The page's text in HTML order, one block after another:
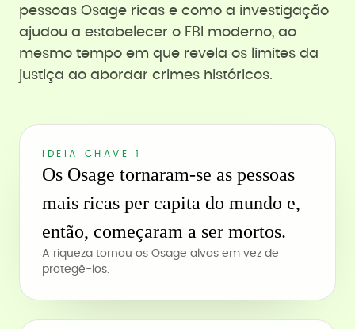
pessoas Osage ricas e como a investigação
ajudou a estabelecer o FBI moderno, ao
mesmo tempo em que revela os limites da
justiça ao abordar crimes históricos.
IDEIA CHAVE 1
Os Osage tornaram-se as pessoas
mais ricas per capita do mundo e,
então, começaram a ser mortos.
A riqueza tornou os Osage alvos em vez de
protegê-los.